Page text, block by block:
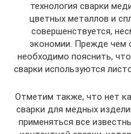
технология сварки
цветных металлов и
совершенствуется,
экономии. Прежде чем
необходимо пояснить,
сварки используются
Отметим также, что нет
сварки для медных
применяться все